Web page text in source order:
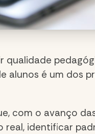
qualidade
alunos é um dos
com o avanço
real, identificar